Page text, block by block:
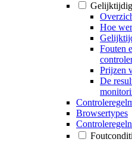
Hoe
Fouten
Prijzen
De
Browsertypes